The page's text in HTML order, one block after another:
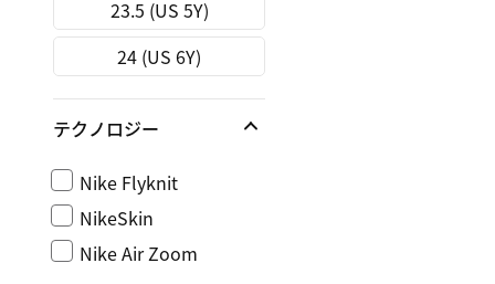
23.5 (US 5Y)
24 (US 6Y)
テクノロジー
Nike Flyknit
NikeSkin
Nike Air Zoom